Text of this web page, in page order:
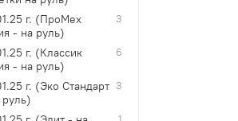
г. (ПроМех
- на руль)
3
г. (Классик
- на руль)
6
г. (Эко Стандарт 3
1